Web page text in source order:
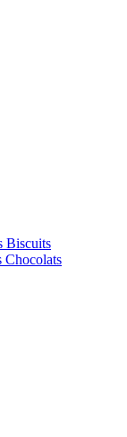
Biscuits
Chocolats